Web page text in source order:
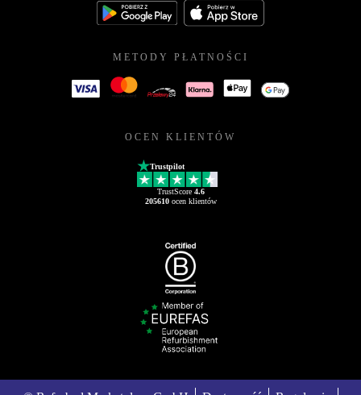
METODY PŁATNOŚCI
OCEN KLIENTÓW
Trustpilot
TrustScore 4.6
205610ocen klientów